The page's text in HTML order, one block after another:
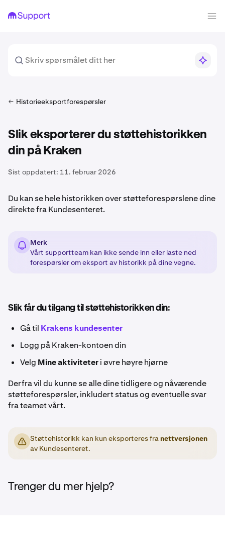
Historieeksportforespørsler
Slik eksporterer du støttehistorikken
din på Kraken
Sist oppdatert: 11. februar 2026
Du kan se hele historikken over støtteforespørslene dine
direkte fra Kundesenteret.
Merk
Vårt supportteam kan ikke sende inn eller laste ned
forespørsler om eksport av historikk på dine vegne.
Slik får du tilgang til støttehistorikken din:
Gå til Krakens kundesenter
Logg på Kraken-kontoen din
Velg Mine aktiviteteri øvre høyre hjørne
Derfra vil du kunne se alle dine tidligere og nåværende
støtteforespørsler, inkludert status og eventuelle svar
fra teamet vårt.
Støttehistorikk kan kun eksporteres fra nettversjonen
av Kundesenteret.
Trenger du mer hjelp?